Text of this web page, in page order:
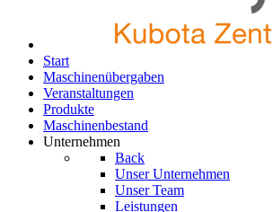
Start
Maschinen­übergaben
Veranstaltungen
Produkte
Maschinenbestand
Unternehmen
Back
Unser Unternehmen
Unser Team
Leistungen